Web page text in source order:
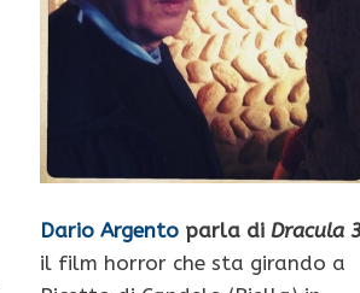
Dario Argentoparla di Dracula
il film horror che sta girando a